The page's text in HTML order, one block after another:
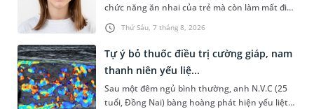
Thứ Sáu, 7 tháng 8, 2026
chức năng ăn nhai của trẻ mà còn làm mất đi
sự cân đối của khuôn mặt. Do đó, cần khắc
phục sớm tình trạng này để...
Tự ý bỏ thuốc điều trị cường giáp, nam
thanh niên yếu liệ...
Sau một đêm ngủ bình thường, anh N.V.C (25
tuổi, Đồng Nai) bàng hoàng phát hiện yếu liệt 2